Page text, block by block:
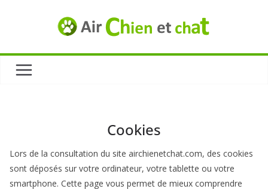
Cookies
Lors de la consultation du site airchienetchat.com, des cookies
sont déposés sur votre ordinateur, votre tablette ou votre
smartphone. Cette page vous permet de mieux comprendre